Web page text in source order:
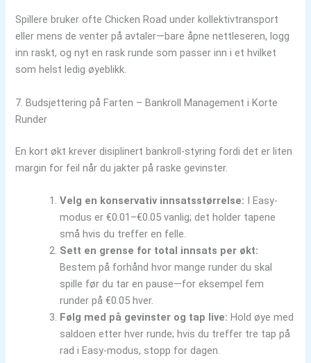
Spillere bruker ofte Chicken Road under kollektivtransport
eller mens de venter på avtaler—bare åpne nettleseren, logg
inn raskt, og nyt en rask runde som passer inn i et hvilket
som helst ledig øyeblikk.
7. Budsjettering på Farten – Bankroll Management i Korte
Runder
En kort økt krever disiplinert bankroll‑styring fordi det er liten
margin for feil når du jakter på raske gevinster.
Velg en konservativ innsatsstørrelse: I Easy-
modus er €0.01–€0.05 vanlig; det holder tapene
små hvis du treffer en felle.
Sett en grense for total innsats per økt:
Bestem på forhånd hvor mange runder du skal
spille før du tar en pause—for eksempel fem
runder på €0.05 hver.
Følg med på gevinster og tap live: Hold øye med
saldoen etter hver runde; hvis du treffer tre tap på
rad i Easy-modus, stopp for dagen.